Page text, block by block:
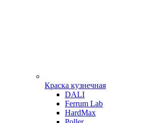
Краска кузнечная
DALI
Ferrum Lab
HardMax